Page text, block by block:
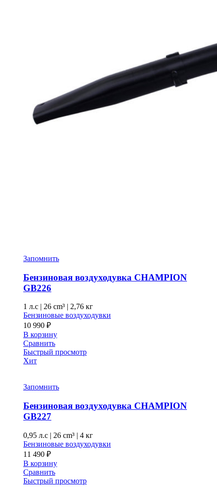
Запомнить
Бензиновая воздуходувка CHAMPION
GB226
1 л.с | 26 cm³ | 2,76 кг
Бензиновые воздуходувки
10 990 ₽
В корзину
Сравнить
Быстрый просмотр
Хит
Запомнить
Бензиновая воздуходувка CHAMPION
GB227
0,95 л.с | 26 cm³ | 4 кг
Бензиновые воздуходувки
11 490 ₽
В корзину
Сравнить
Быстрый просмотр